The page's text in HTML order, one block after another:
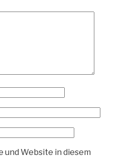
und Website in diesem